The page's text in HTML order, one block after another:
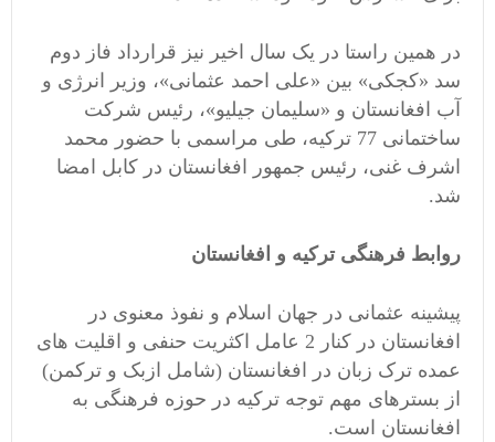
در همین راستا در یک سال اخیر نیز قرارداد فاز دوم
سد «کجکی» بین «علی احمد عثمانی»، وزیر انرژی و
آب افغانستان و «سلیمان جیلیو»، رئیس شرکت
ساختمانی 77 ترکیه، طی مراسمی با حضور محمد
اشرف غنی، رئیس جمهور افغانستان در کابل امضا
شد.
روابط فرهنگی ترکیه و افغانستان
پیشینه عثمانی در جهان اسلام و نفوذ معنوی در
افغانستان در کنار 2 عامل اکثریت حنفی و اقلیت های
عمده ترک زبان در افغانستان (شامل ازبک و ترکمن)
از بسترهای مهم توجه ترکیه در حوزه فرهنگی به
افغانستان است.